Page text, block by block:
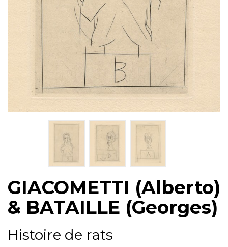
GIACOMETTI (Alberto)
& BATAILLE (Georges)
Histoire de rats